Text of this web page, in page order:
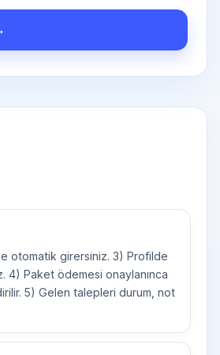
otomatik girersiniz. 3) Profilde
4) Paket ödemesi onaylanınca
5) Gelen talepleri durum, not